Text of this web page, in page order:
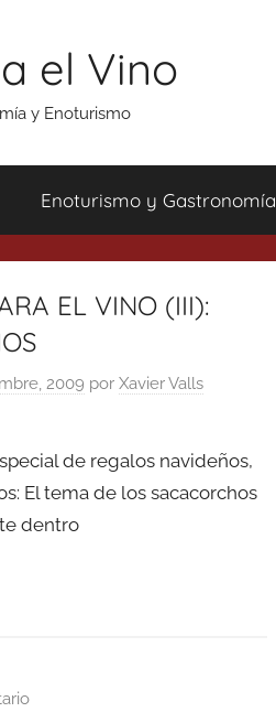
el Vino
y Enoturismo
Enoturismo y Gastronomía
EL VINO (III):
2009 por Xavier Valls
de regalos navideños,
El tema de los sacacorchos
dentro